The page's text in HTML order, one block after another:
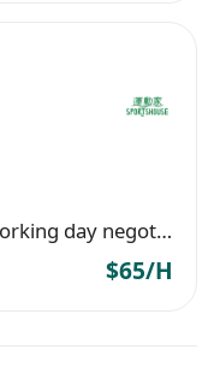
More than 8 hours/day, Working day negotiable
$65/H